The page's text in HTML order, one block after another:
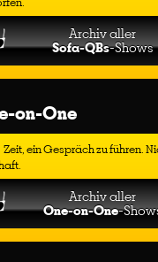
Archiv aller
Sofa-QBs-Shows
on-One
Zeit, ein Gespräch zu führen.
Archiv aller
One-on-One-